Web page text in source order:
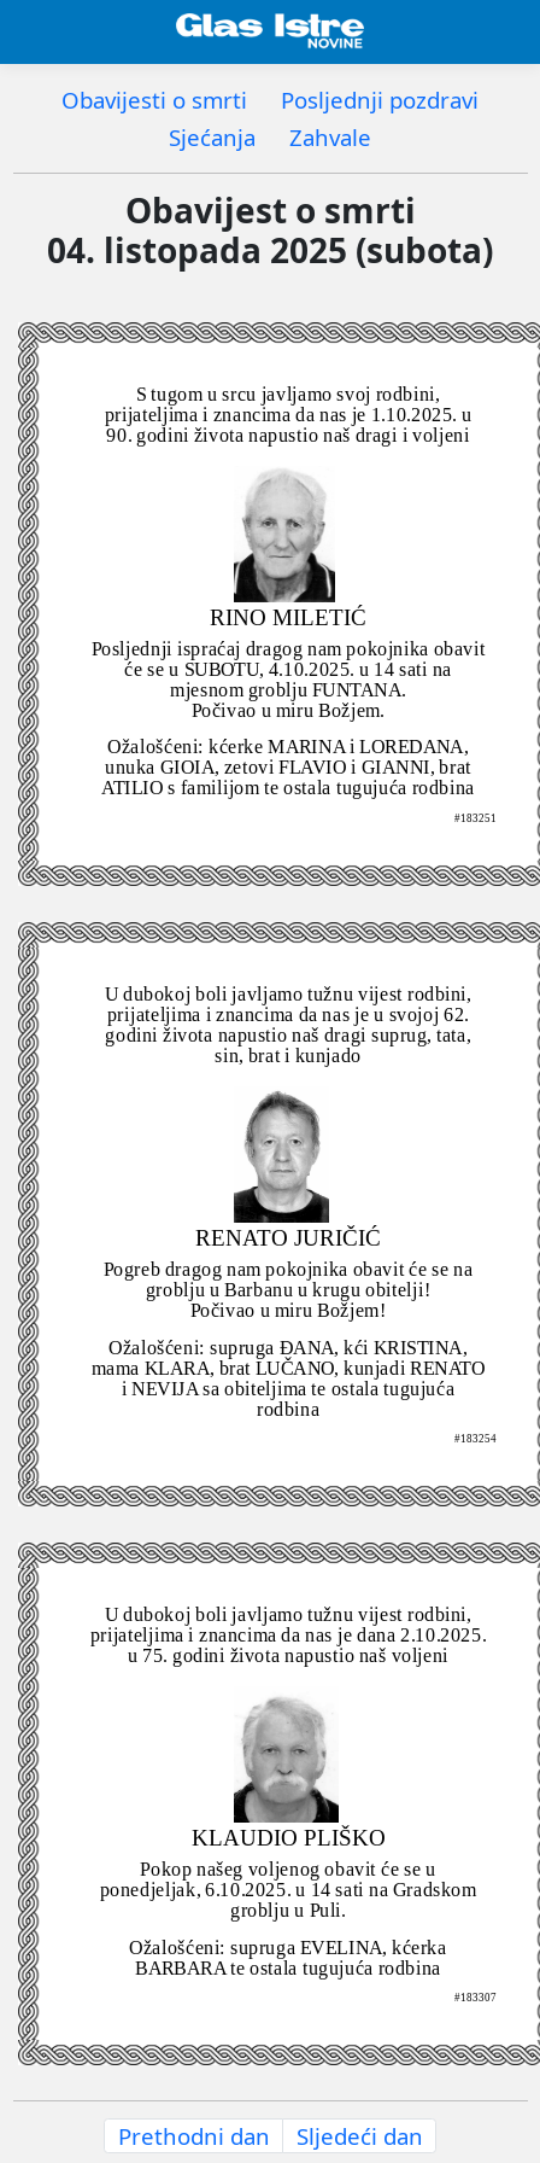
Obavijesti o smrti
Posljednji pozdravi
Sjećanja
Zahvale
Obavijest o smrti
04. listopada 2025 (subota)
S tugom u srcu javljamo svoj rodbini,
prijateljima i znancima da nas je 1.10.2025. u
90. godini života napustio naš dragi i voljeni
RINO MILETIĆ
Posljednji ispraćaj dragog nam pokojnika obavit
će se u SUBOTU, 4.10.2025. u 14 sati na
mjesnom groblju FUNTANA.
Počivao u miru Božjem.
Ožalošćeni: kćerke MARINA i LOREDANA,
unuka GIOIA, zetovi FLAVIO i GIANNI, brat
ATILIO s familijom te ostala tugujuća rodbina
#183251
U dubokoj boli javljamo tužnu vijest rodbini,
prijateljima i znancima da nas je u svojoj 62.
godini života napustio naš dragi suprug, tata,
sin, brat i kunjado
RENATO JURIČIĆ
Pogreb dragog nam pokojnika obavit će se na
groblju u Barbanu u krugu obitelji!
Počivao u miru Božjem!
Ožalošćeni: supruga ĐANA, kći KRISTINA,
mama KLARA, brat LUČANO, kunjadi RENATO
i NEVIJA sa obiteljima te ostala tugujuća
rodbina
#183254
U dubokoj boli javljamo tužnu vijest rodbini,
prijateljima i znancima da nas je dana 2.10.2025.
u 75. godini života napustio naš voljeni
KLAUDIO PLIŠKO
Pokop našeg voljenog obavit će se u
ponedjeljak, 6.10.2025. u 14 sati na Gradskom
groblju u Puli.
Ožalošćeni: supruga EVELINA, kćerka
BARBARA te ostala tugujuća rodbina
#183307
Prethodni dan Sljedeći dan